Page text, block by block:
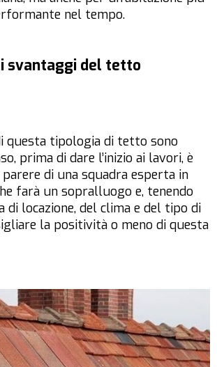
nel tempo.
svantaggi del tetto
questa tipologia di tetto sono
prima di dare l’inizio ai lavori, è
parere di una squadra esperta in
farà un sopralluogo e, tenendo
di locazione, del clima e del tipo di
la positività o meno di questa